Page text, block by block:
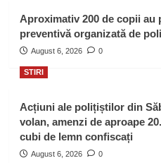
Aproximativ 200 de copii au
preventivă organizată de
August 6, 2026 0
STIRI
Acțiuni ale polițiștilor din
volan, amenzi de aproape
cubi de lemn confiscați
August 6, 2026 0